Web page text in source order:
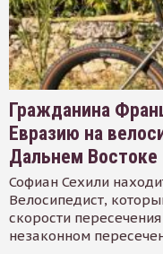
Гражданина
Евразию на
Дальнем Востоке
Софиан Сехили
Велосипедист,
скорости
незаконном